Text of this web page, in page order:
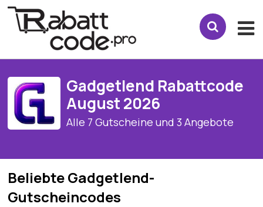
Gadgetlend Rabattcode
August 2026
Alle 7 Gutscheine und 3 Angebote
Beliebte Gadgetlend-
Gutscheincodes